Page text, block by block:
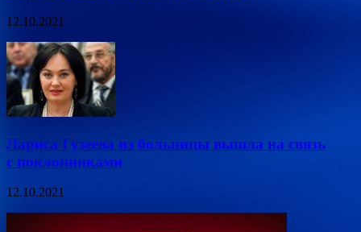
12.10.2021
Лариса Гузеева из больницы вышла на связь
с поклонниками
12.10.2021